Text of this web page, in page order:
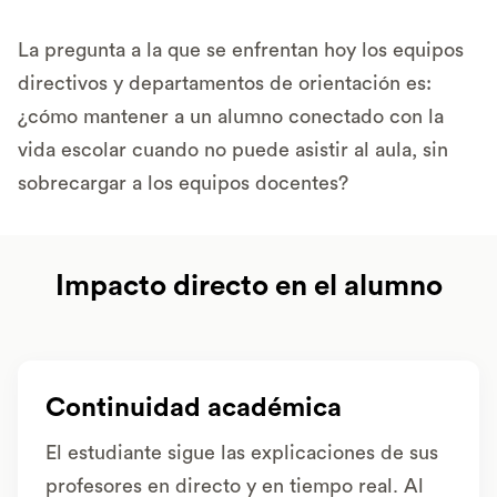
La pregunta a la que se enfrentan hoy los equipos
directivos y departamentos de orientación es:
¿cómo mantener a un alumno conectado con la
vida escolar cuando no puede asistir al aula, sin
sobrecargar a los equipos docentes?
Impacto directo en el alumno
Continuidad académica
El estudiante sigue las explicaciones de sus
profesores en directo y en tiempo real. Al